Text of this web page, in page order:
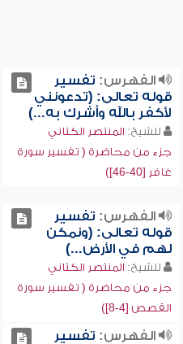
الفهرس: تفسير
قوله تعالى: (تدعونني
لأكفر بالله وأشرك به...)
للشيخ: المنتصر الكتاني
جزء من محاضرة ( تفسير سورة
غافر [40-46])
الفهرس: تفسير
قوله تعالى: (ونمكن
لهم في الأرض...)
للشيخ: المنتصر الكتاني
جزء من محاضرة ( تفسير سورة
القصص [4-8])
الفهرس: تفسير